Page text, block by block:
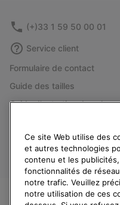
(+)33 1 59 50 00 01
Service client
Formulaire de contact
Guide des tailles
Guide d'entretien des
Rétractation
Statut de la commande
Livraison
Paiement
Ce site Web utilise des
et autres technologies
contenu et les
fonctionnalités de
notre trafic. Veuillez
notre utilisation de ces